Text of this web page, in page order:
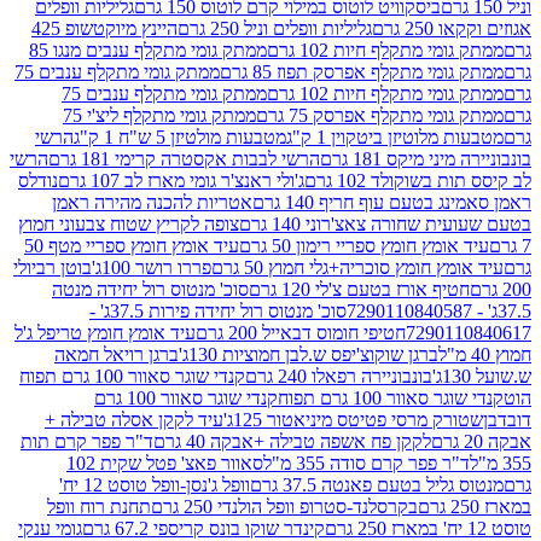
ביסקוויט לוטוס במילוי קרם לוטוס 150 גרם
גליליות וופלים
גרם
גליליות וופלים וניל 250 גרם
היינץ מיוקטשופ 425
מתקלף חיות 102 גרם
ממתק גומי מתקלף ענבים מנגו 85
מתקלף אפרסק תפוז 85 גרם
ממתק גומי מתקלף ענבים 75
מתקלף חיות 102 גרם
ממתק גומי מתקלף ענבים 75
מתקלף אפרסק 75 גרם
ממתק גומי מתקלף ליצ'י 75
ביטקוין 1 ק"ג
מטבעות מולטיזן 5 ש"ח 1 ק"ג
הרשי
מיקס 181 גרם
הרשי לבבות אקסטרה קרימי 181 גרם
הרשי
102 גרם
ג'ולי ראנצ'ר גומי מארז לב 107 גרם
נודלס
עוף חריף 140 גרם
אטריות להכנה מהירה ראמן
שחורה צאצ'רוני 140 גרם
צופה לקריץ שטוח צבעוני חמוץ
חומץ ספריי רימון 50 גרם
עיד אומץ חומץ ספריי מטף 50
חומץ סוכריה+גלי חמוץ 50 גרם
פררו רושר 100ג'
בוטן רביולי
אורז בטעם צ'לי 120 גרם
סוכ' מנטוס רול יחידה מנטה
סוכ' מנטוס רול יחידה פירות 37.5ג' -
חטיפי חומוס דבאייל 200 גרם
עיד אומץ חומץ טריפל ג'ל
ברגן שוקוצ'יפס ש.לבן חמוציות 130ג'
ברגן רויאל חמאה
בונבוניירה רפאלו 240 גרם
קנדי שוגר סאוור 100 גרם תפוח
100 גרם תפוח
קנדי שוגר סאוור 100 גרם
מרסי פטיטס מיניאטור 125ג'
עיד לקקן אסלה טבילה +
לקקן פח אשפה טבילה +אבקה 40 גרם
ד"ר פפר קרם תות
פפר קרם סודה 355 מ"ל
סאוור פאצ' פטל שקית 102
בטעם פאנטה 37.5 גרם
וופל ג'נסן-וופל טוסט 12 יח'
בקרסלנד-סטרופ וופל הולנדי 250 גרם
תחנת רוח וופל
קינדר שוקו בונס קריספי 67.2 גרם
גומי ענקי